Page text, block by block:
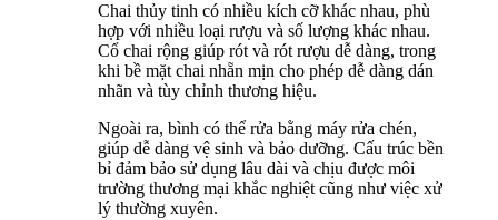
Chai thủy tinh có nhiều kích cỡ khác nhau, phù
hợp với nhiều loại rượu và số lượng khác nhau.
Cổ chai rộng giúp rót và rót rượu dễ dàng, trong
khi bề mặt chai nhẵn mịn cho phép dễ dàng dán
nhãn và tùy chỉnh thương hiệu.
Ngoài ra, bình có thể rửa bằng máy rửa chén,
giúp dễ dàng vệ sinh và bảo dưỡng. Cấu trúc bền
bỉ đảm bảo sử dụng lâu dài và chịu được môi
trường thương mại khắc nghiệt cũng như việc xử
lý thường xuyên.